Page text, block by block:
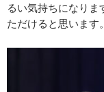
るい気持ちになりま
ただけると思います。